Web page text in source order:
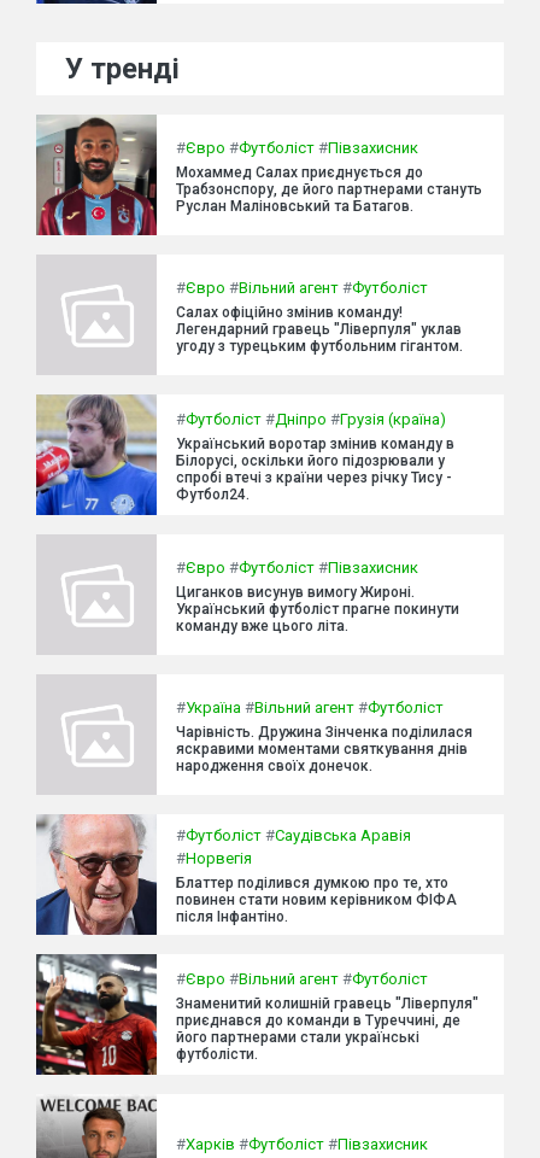
У тренді
#Євро #Футболіст #Півзахисник
Мохаммед Салах приєднується до
Трабзонспору, де його партнерами стануть
Руслан Маліновський та Батагов.
#Євро #Вільний агент #Футболіст
Салах офіційно змінив команду!
Легендарний гравець "Ліверпуля" уклав
угоду з турецьким футбольним гігантом.
#Футболіст #Дніпро #Грузія (країна)
Український воротар змінив команду в
Білорусі, оскільки його підозрювали у
спробі втечі з країни через річку Тису -
Футбол24.
#Євро #Футболіст #Півзахисник
Циганков висунув вимогу Жироні.
Український футболіст прагне покинути
команду вже цього літа.
#Україна #Вільний агент #Футболіст
Чарівність. Дружина Зінченка поділилася
яскравими моментами святкування днів
народження своїх донечок.
#Футболіст #Саудівська Аравія
#Норвегія
Блаттер поділився думкою про те, хто
повинен стати новим керівником ФІФА
після Інфантіно.
#Євро #Вільний агент #Футболіст
Знаменитий колишній гравець "Ліверпуля"
приєднався до команди в Туреччині, де
його партнерами стали українські
футболісти.
#Харків #Футболіст #Півзахисник